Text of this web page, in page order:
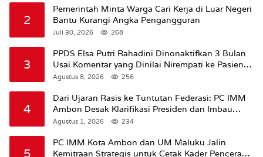
2
Pemerintah Minta Warga Cari Kerja di Luar Negeri
Bantu Kurangi Angka Pengangguran
Juli 30, 2026 268
3
PPDS Elsa Putri Rahadini Dinonaktifkan 3 Bulan
Usai Komentar yang Dinilai Nirempati ke Pasien
BPJS
Agustus 8, 2026 256
4
Dari Ujaran Rasis ke Tuntutan Federasi: PC IMM
Ambon Desak Klarifikasi Presiden dan Imbau
Tunda Pengibaran Bendera Merah Putih Di
Agustus 1, 2026 234
5
PC IMM Kota Ambon dan UM Maluku Jalin
Kemitraan Strategis untuk Cetak Kader Pencerah